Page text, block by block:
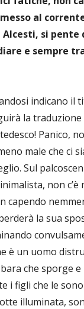
al
si
e sempre
indicano il
la
Panico,
male che ci
Sul
non c’è
capendo
la sua
è un uomo
che sporge e
i figli che le
illuminata,